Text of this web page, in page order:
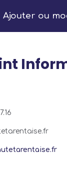
Ajouter ou